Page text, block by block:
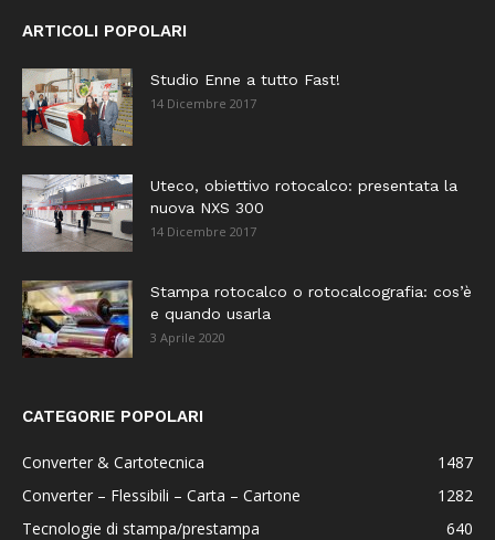
ARTICOLI POPOLARI
Studio Enne a tutto Fast!
14 Dicembre 2017
Uteco, obiettivo rotocalco: presentata la
nuova NXS 300
14 Dicembre 2017
Stampa rotocalco o rotocalcografia: cos’è
e quando usarla
3 Aprile 2020
CATEGORIE POPOLARI
Converter & Cartotecnica
1487
Converter – Flessibili – Carta – Cartone
1282
Tecnologie di stampa/prestampa
640